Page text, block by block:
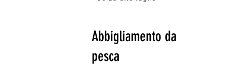
Abbigliamento da
pesca